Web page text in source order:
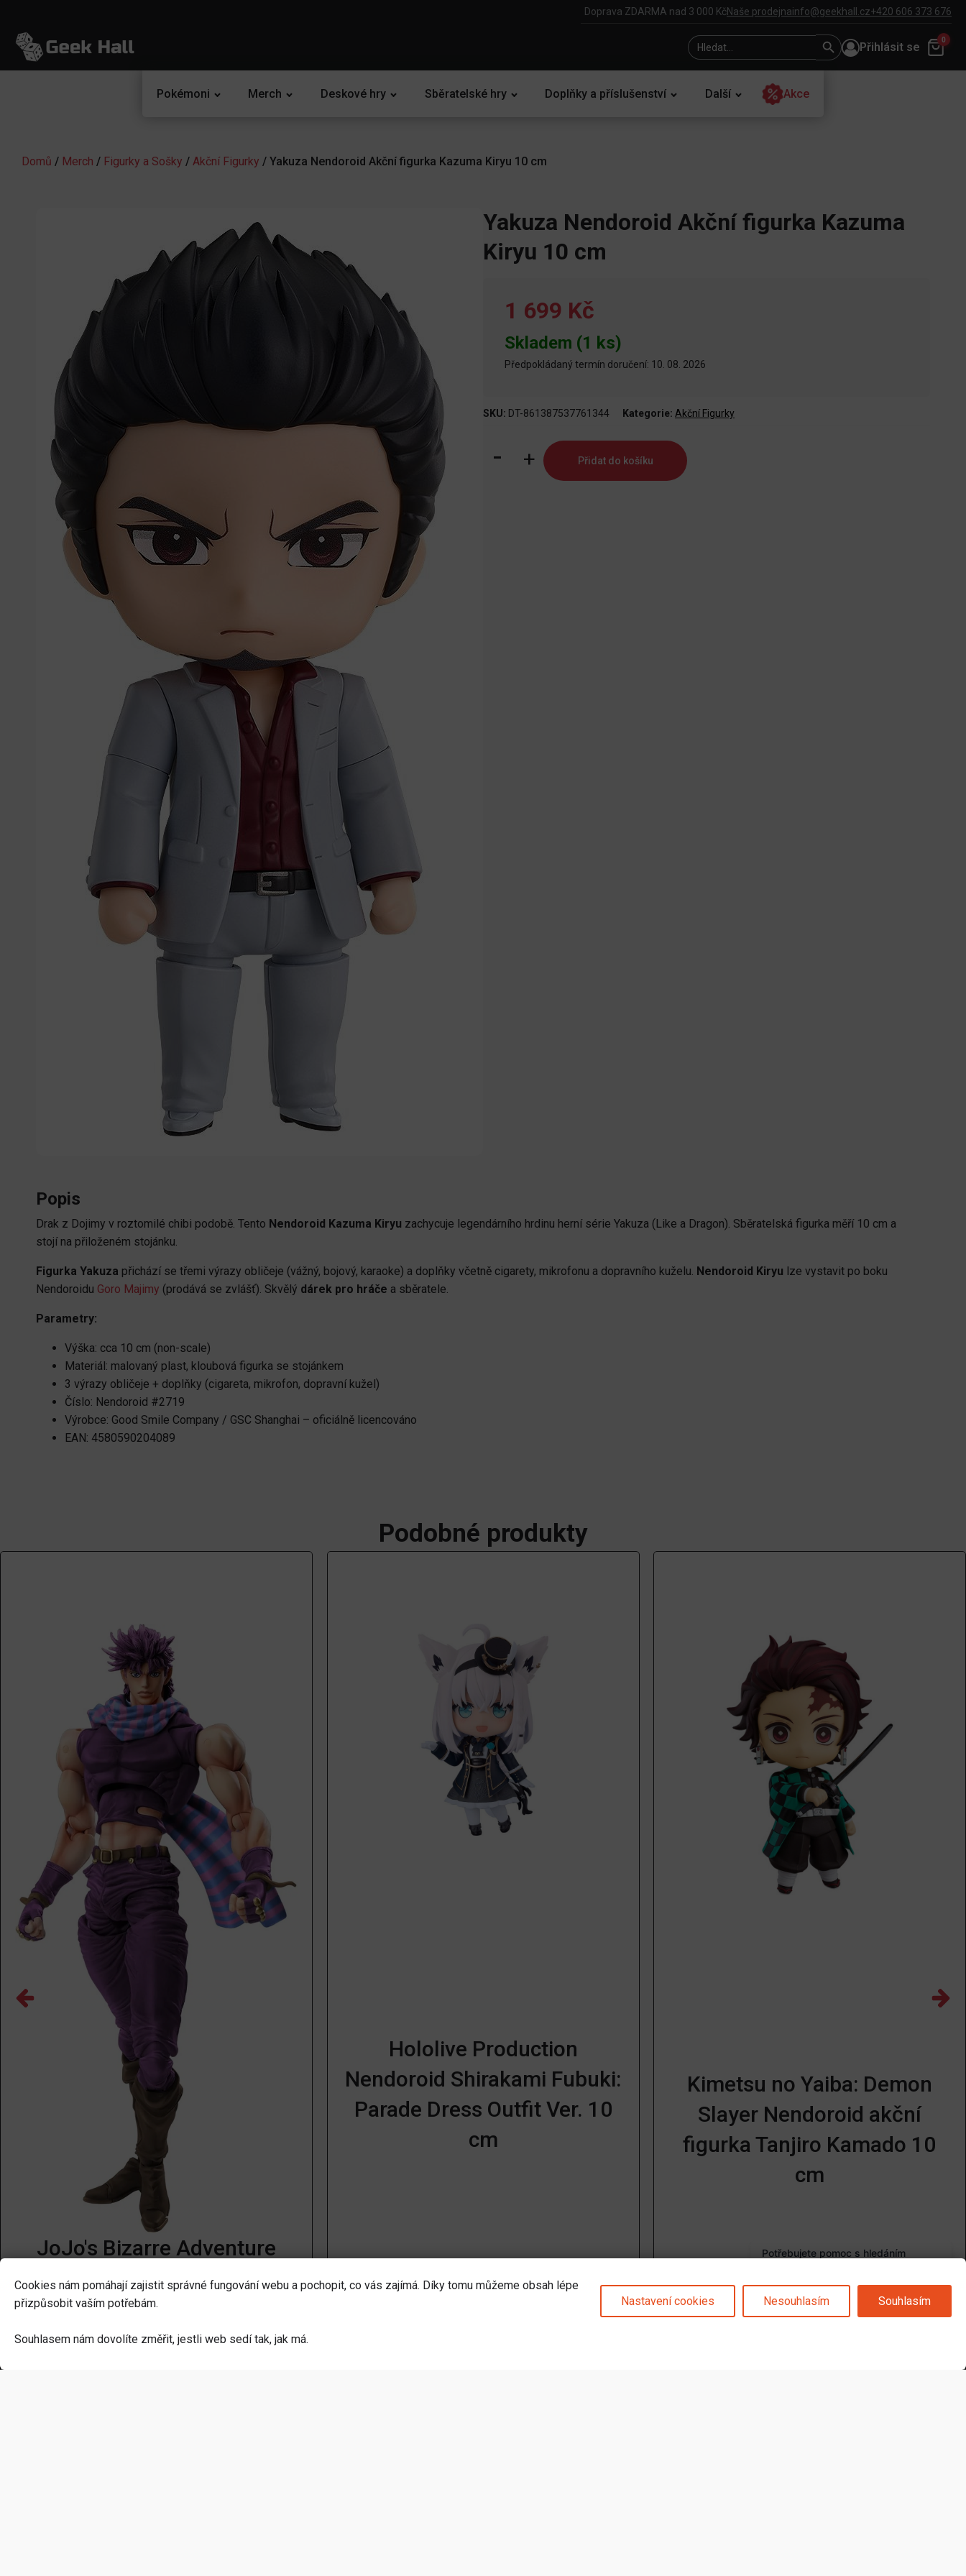
Doprava ZDARMA nad 3 000 KčNaše prodejnainfo@geekhall.cz+420 606 373 676
Search
for:
Search
Button
Přihlásit se
0
Pokémoni Merch Deskové hry Sběratelské hry Doplňky a příslušenství Další Akce
Domů / Merch / Figurky a Sošky / Akční Figurky / Yakuza Nendoroid Akční figurka Kazuma Kiryu 10 cm
Yakuza Nendoroid Akční figurka Kazuma
Kiryu 10 cm
1 699 Kč
Skladem (1 ks)
Předpokládaný termín doručení: 10. 08. 2026
SKU: DT-861387537761344 Kategorie: Akční Figurky
Yakuza
Nendoroid
Přidat do košíku
Popis
Drak z Dojimy v roztomilé chibi podobě. Tento Nendoroid Kazuma Kiryu zachycuje legendárního hrdinu herní série Yakuza (Like a Dragon). Sběratelská figurka měří 10 cm a
stojí na přiloženém stojánku.
Figurka Yakuza přichází se třemi výrazy obličeje (vážný, bojový, karaoke) a doplňky včetně cigarety, mikrofonu a dopravního kuželu. Nendoroid Kiryu lze vystavit po boku
Nendoroidu Goro Majimy (prodává se zvlášť). Skvělý dárek pro hráče a sběratele.
Parametry:
Výška: cca 10 cm (non-scale)
Materiál: malovaný plast, kloubová figurka se stojánkem
3 výrazy obličeje + doplňky (cigareta, mikrofon, dopravní kužel)
Číslo: Nendoroid #2719
Výrobce: Good Smile Company / GSC Shanghai – oficiálně licencováno
EAN: 4580590204089
Podobné produkty
JoJo's Bizarre Adventure
Battle Tendency akční
figurka Chozokado Joseph
Joestar Third 16 cm
Hololive Production
Nendoroid Shirakami Fubuki:
Parade Dress Outfit Ver. 10
cm
Kimetsu no Yaiba: Demon
Slayer Nendoroid akční
figurka Tanjiro Kamado 10
cm
Cookies nám pomáhají zajistit správné fungování webu a pochopit, co vás zajímá. Díky tomu můžeme obsah lépe
přizpůsobit vaším potřebám.
Souhlasem nám dovolíte změřit, jestli web sedí tak, jak má.
Nastavení cookies Nesouhlasím Souhlasím